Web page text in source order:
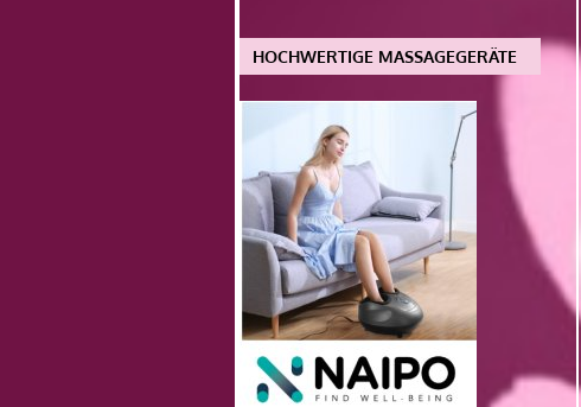
HOCHWERTIGE MASSAGEGERÄTE